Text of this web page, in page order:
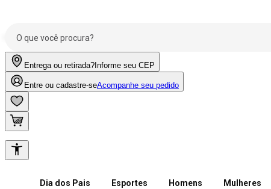
Entrega ou retirada? Informe seu CEP
Entre ou cadastre-seAcompanhe seu pedido
Dia dos Pais Esportes Homens Mulheres